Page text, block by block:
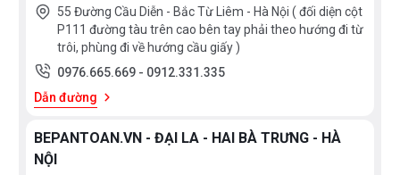
Không
Bảo vệ đồ thủy tinh: Van điều chỉnh
Không
Hệ thống quản lý tiêu thụ nước
55 Đường Cầu Diễn - Bắc Từ Liêm - Hà Nội ( đối diện cột
P111 đường tàu trên cao bên tay phải theo hướng đi từ
trôi, phùng đi về hướng cầu giấy )
0976.665.669 - 0912.331.335
Dẫn đường
BEPANTOAN.VN - ĐẠI LA - HAI BÀ TRƯNG - HÀ
NỘI